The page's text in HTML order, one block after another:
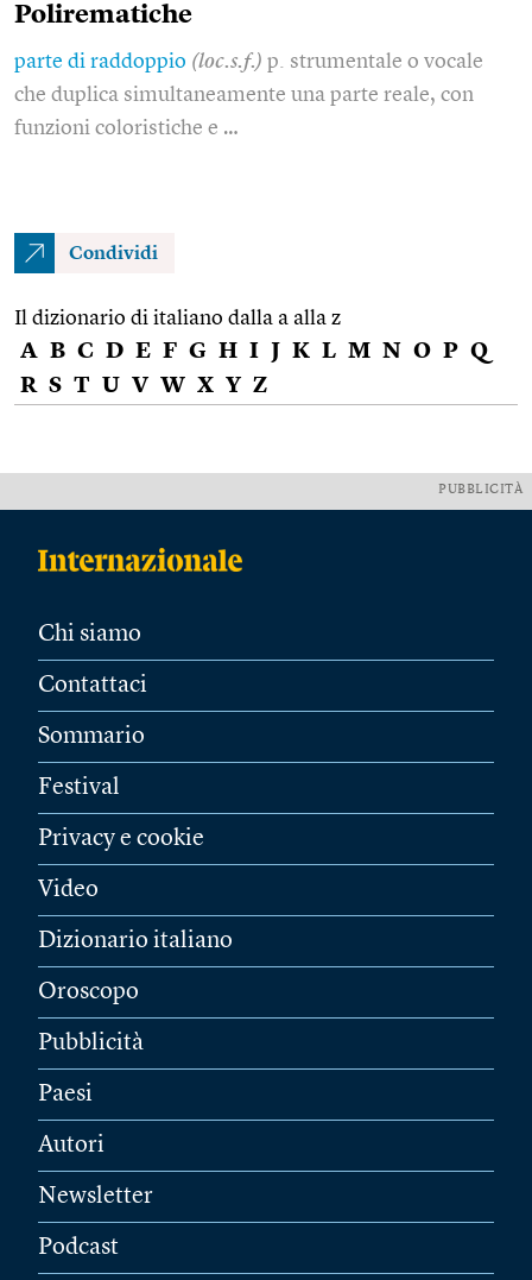
Polirematiche
parte di raddoppio (loc.s.f.) p. strumentale o vocale
che duplica simultaneamente una parte reale, con
funzioni coloristiche e …
Condividi
Il dizionario di italiano dalla a alla z
A B C D E F G H I J K L M N O P Q
R S T U V W X Y Z
PUBBLICITÀ
Chi siamo
Contattaci
Sommario
Festival
Privacy e cookie
Video
Dizionario italiano
Oroscopo
Pubblicità
Paesi
Autori
Newsletter
Podcast